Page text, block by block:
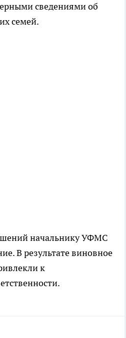
сведениями об
семей.
начальнику УФМС
В результате виновное
к